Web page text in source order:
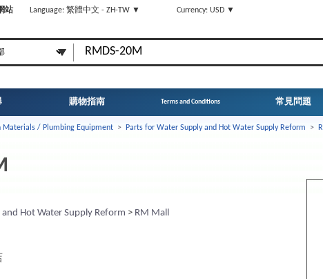
站 Language: 繁體中文 - ZH-TW ▼ Currency: USD ▼
購物指南 Terms and Conditions 常見問題
Materials / Plumbing Equipment > Parts for Water Supply and Hot Water Supply Reform >
Hot Water Supply Reform > RM Mall